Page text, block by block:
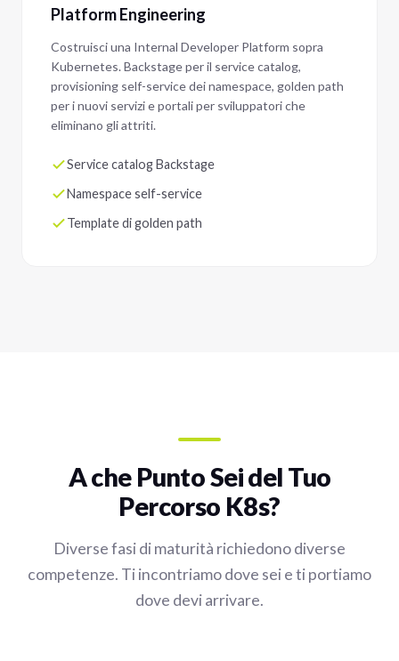
Platform Engineering
Costruisci una Internal Developer Platform sopra
Kubernetes. Backstage per il service catalog,
provisioning self-service dei namespace, golden path
per i nuovi servizi e portali per sviluppatori che
eliminano gli attriti.
Service catalog Backstage
Namespace self-service
Template di golden path
A che Punto Sei del Tuo
Percorso K8s?
Diverse fasi di maturità richiedono diverse
competenze. Ti incontriamo dove sei e ti portiamo
dove devi arrivare.